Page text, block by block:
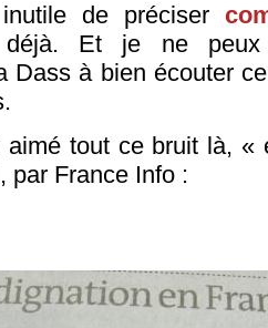
de préciser
déjà. Et je ne
Dass à bien écouter
aimé tout ce bruit là,
par France Info :